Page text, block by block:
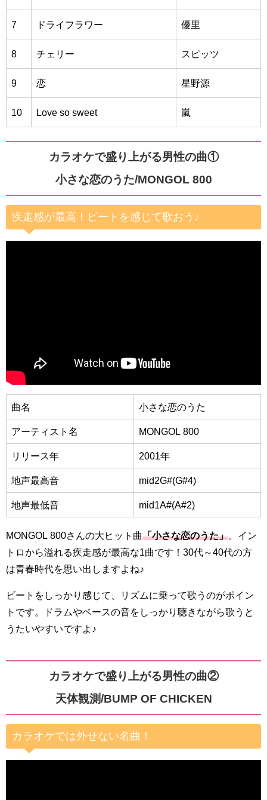
7 ドライフラワー 優里
8 チェリー スピッツ
9 恋 星野源
10 Love so sweet 嵐
カラオケで盛り上がる男性の曲①
小さな恋のうた/MONGOL 800
疾走感が最高！ビートを感じて歌おう♪
曲名 小さな恋のうた
アーティスト名 MONGOL 800
リリース年 2001年
地声最高音 mid2G#(G#4)
地声最低音 mid1A#(A#2)
MONGOL 800さんの大ヒット曲「小さな恋のうた」 。イン
トロから溢れる疾走感が最高な1曲です！30代～40代の方
は青春時代を思い出しますよね♪
ビートをしっかり感じて、リズムに乗って歌うのがポイン
トです。ドラムやベースの音をしっかり聴きながら歌うと
うたいやすいですよ♪
カラオケで盛り上がる男性の曲②
天体観測/BUMP OF CHICKEN
カラオケでは外せない名曲！